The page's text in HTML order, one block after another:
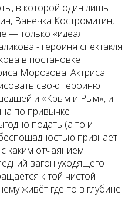
в которой один лишь
Ванечка Костромитин,
— только «идеал
- героиня спектакля
в постановке
Морозова. Актриса
свою героиню
и «Крым и Рым», и
по привычке
подать (а то и
признаёт
каким отчаянием
вагон уходящего
к той чистой
живёт где-то в глубине